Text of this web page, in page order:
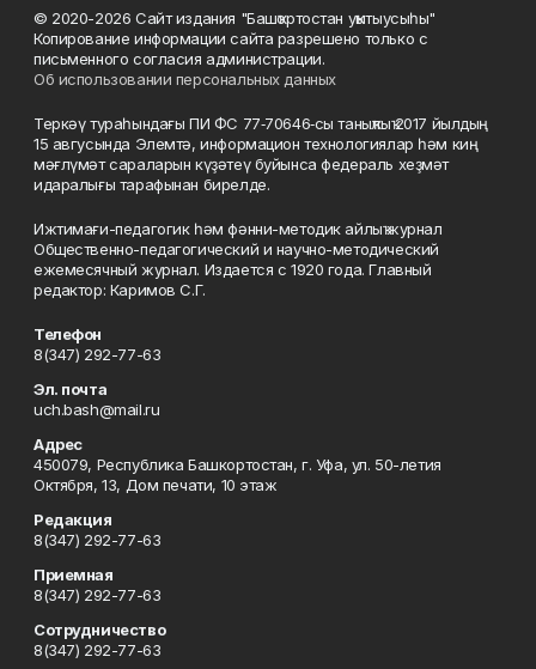
© 2020-2026 Сайт издания "Башҡортостан уҡытыусыһы"
Копирование информации сайта разрешено только с
письменного согласия администрации.
Об использовании персональных данных
Теркәү тураһындағы ПИ ФС 77‑70646‑сы таныҡлыҡ 2017 йылдың
15 авгусында Элемтә, информацион технологиялар һәм киң
мәғлүмәт сараларын күҙәтеү буйынса федераль хеҙмәт
идаралығы тарафынан бирелде.
Ижтимағи-педагогик һәм фәнни-методик айлыҡ журнал
Общественно-педагогический и научно-методический
ежемесячный журнал. Издается с 1920 года. Главный
редактор: Каримов С.Г.
Телефон
8(347) 292-77-63
Эл. почта
uch.bash@mail.ru
Адрес
450079, Республика Башкортостан, г. Уфа, ул. 50-летия
Октября, 13, Дом печати, 10 этаж
Редакция
8(347) 292-77-63
Приемная
8(347) 292-77-63
Сотрудничество
8(347) 292-77-63